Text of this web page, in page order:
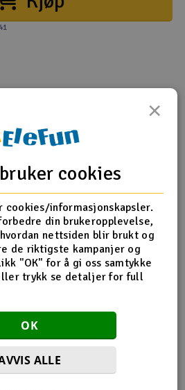
& hobby
elkjøretøy
& tilbehør
5w - 100cc
Baja 5B Flux SBK 2WD Kit
Baja 5B Gas SBK 2WD KIT
×
cookies
cookies/informasjonskapsler.
din brukeropplevelse,
nettsiden blir brukt og
de riktigste kampanjer og
"OK" for å gi oss samtykke
trykk se detaljer for full
OK
ALLE